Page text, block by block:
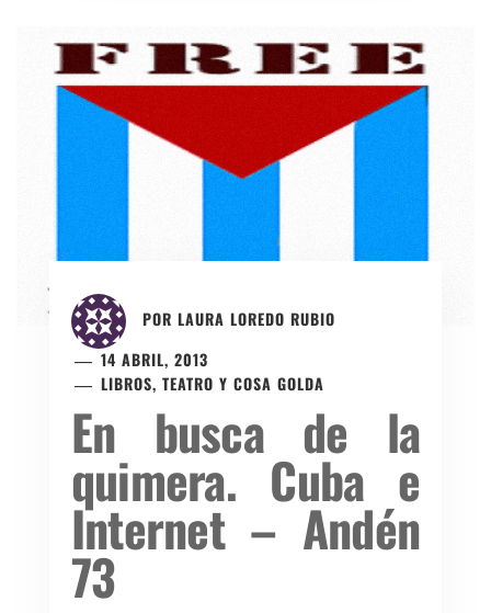
POR LAURA LOREDO RUBIO
14 ABRIL, 2013
LIBROS, TEATRO Y COSA GOLDA
En busca de la
quimera. Cuba e
Internet – Andén
73